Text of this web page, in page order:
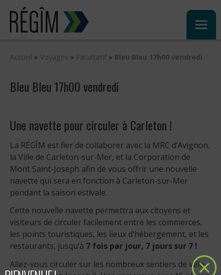
Sauter
contenu
Accueil » Voyages » Facultatif » Bleu Bleu 17h00 vendredi
Bleu Bleu 17h00 vendredi
Une navette pour circuler à Carleton !
La RÉGÎM est fier de collaborer avec la MRC d’Avignon,
la Ville de Carleton-sur-Mer, et la Corporation de
Mont Saint-Joseph afin de vous offrir une nouvelle
navette qui sera en fonction à Carleton-sur-Mer
pendant la saison estivale.
Cette nouvelle navette permettra aux citoyens et
visiteurs de circuler facilement entre les commerces,
les points touristiques, les lieux d’hébergement, et les
restaurants, jusqu’à 7 fois par jour, 7 jours sur 7 !
Allez-vous circuler sur les nombreux sentiers de vélo